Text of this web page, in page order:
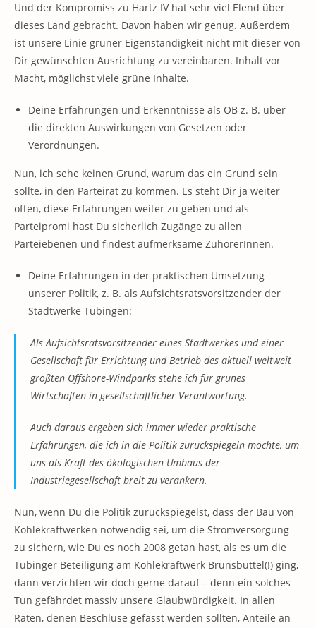
Und der Kompromiss zu Hartz IV hat sehr viel Elend über
dieses Land gebracht. Davon haben wir genug. Außerdem
ist unsere Linie grüner Eigenständigkeit nicht mit dieser von
Dir gewünschten Ausrichtung zu vereinbaren. Inhalt vor
Macht, möglichst viele grüne Inhalte.
Deine Erfahrungen und Erkenntnisse als OB z. B. über
die direkten Auswirkungen von Gesetzen oder
Verordnungen.
Nun, ich sehe keinen Grund, warum das ein Grund sein
sollte, in den Parteirat zu kommen. Es steht Dir ja weiter
offen, diese Erfahrungen weiter zu geben und als
Parteipromi hast Du sicherlich Zugänge zu allen
Parteiebenen und findest aufmerksame ZuhörerInnen.
Deine Erfahrungen in der praktischen Umsetzung
unserer Politik, z. B. als Aufsichtsratsvorsitzender der
Stadtwerke Tübingen:
Als Aufsichtsratsvorsitzender eines Stadtwerkes und einer
Gesellschaft für Errichtung und Betrieb des aktuell weltweit
größten Offshore-Windparks stehe ich für grünes
Wirtschaften in gesellschaftlicher Verantwortung.
Auch daraus ergeben sich immer wieder praktische
Erfahrungen, die ich in die Politik zurückspiegeln möchte, um
uns als Kraft des ökologischen Umbaus der
Industriegesellschaft breit zu verankern.
Nun, wenn Du die Politik zurückspiegelst, dass der Bau von
Kohlekraftwerken notwendig sei, um die Stromversorgung
zu sichern, wie Du es noch 2008 getan hast, als es um die
Tübinger Beteiligung am Kohlekraftwerk Brunsbüttel(!) ging,
dann verzichten wir doch gerne darauf – denn ein solches
Tun gefährdet massiv unsere Glaubwürdigkeit. In allen
Räten, denen Beschlüse gefasst werden sollten, Anteile an